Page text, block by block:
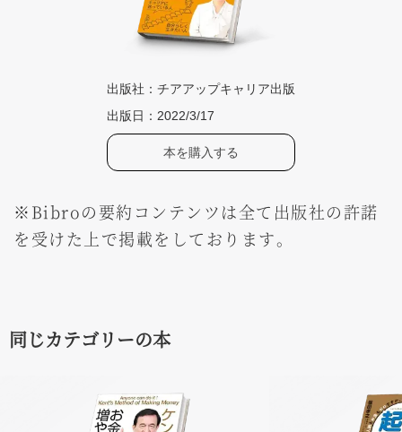
出版社： チアアップキャリア出版
出版日： 2022/3/17
本を購入する
※Bibroの要約コンテンツは全て出版社の許諾
を受けた上で掲載をしております。
同じカテゴリーの本